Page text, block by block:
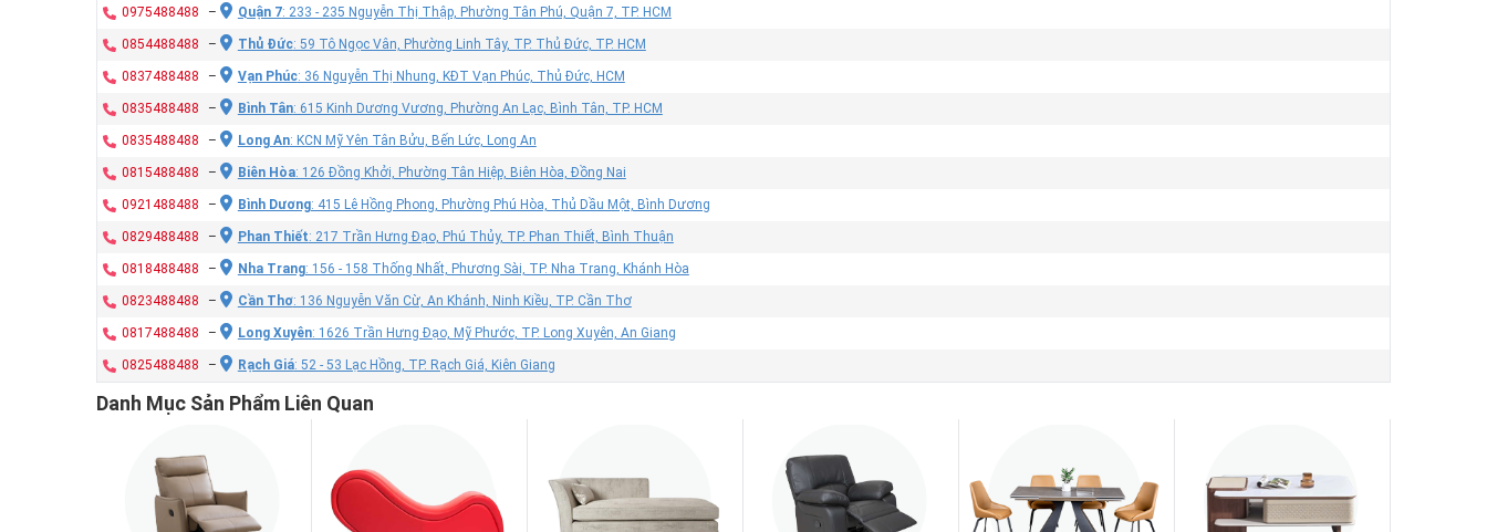
0975488488 – Quận 7: 233 - 235 Nguyễn Thị Thập, Phường Tân Phú, Quận 7, TP. HCM
0854488488 – Thủ Đức: 59 Tô Ngọc Vân, Phường Linh Tây, TP. Thủ Đức, TP. HCM
0837488488 – Vạn Phúc: 36 Nguyễn Thị Nhung, KĐT Vạn Phúc, Thủ Đức, HCM
0835488488 – Bình Tân: 615 Kinh Dương Vương, Phường An Lạc, Bình Tân, TP. HCM
0835488488 – Long An: KCN Mỹ Yên Tân Bửu, Bến Lức, Long An
0815488488 – Biên Hòa: 126 Đồng Khởi, Phường Tân Hiệp, Biên Hòa, Đồng Nai
0921488488 – Bình Dương: 415 Lê Hồng Phong, Phường Phú Hòa, Thủ Dầu Một, Bình Dương
0829488488 – Phan Thiết: 217 Trần Hưng Đạo, Phú Thủy, TP. Phan Thiết, Bình Thuận
0818488488 – Nha Trang: 156 - 158 Thống Nhất, Phương Sài, TP. Nha Trang, Khánh Hòa
0823488488 – Cần Thơ: 136 Nguyễn Văn Cừ, An Khánh, Ninh Kiều, TP. Cần Thơ
0817488488 – Long Xuyên: 1626 Trần Hưng Đạo, Mỹ Phước, TP. Long Xuyên, An Giang
0825488488 – Rạch Giá: 52 - 53 Lạc Hồng, TP. Rạch Giá, Kiên Giang
Danh Mục Sản Phẩm Liên Quan